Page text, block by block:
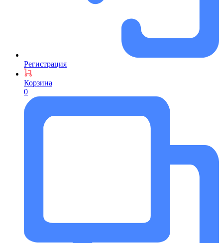
Регистрация
Корзина
0